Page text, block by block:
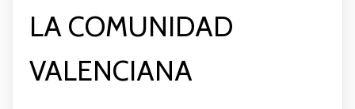
LA COMUNIDAD
VALENCIANA